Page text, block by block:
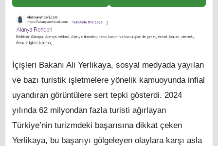
İçişleri Bakanı Ali Yerlikaya, sosyal medyada yayılan
ve bazı turistik işletmelere yönelik kamuoyunda infial
uyandıran görüntülere sert tepki gösterdi. 2024
yılında 62 milyondan fazla turisti ağırlayan
Türkiye’nin turizmdeki başarısına dikkat çeken
Yerlikaya, bu başarıyı gölgeleyen olaylara karşı asla